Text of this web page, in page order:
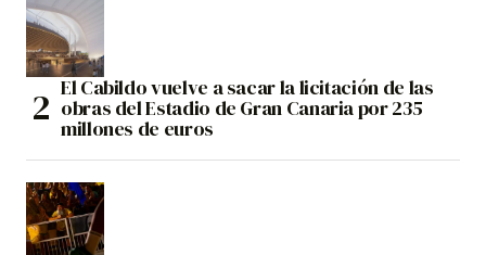
El Cabildo vuelve a sacar la licitación de las
obras del Estadio de Gran Canaria por 235
millones de euros